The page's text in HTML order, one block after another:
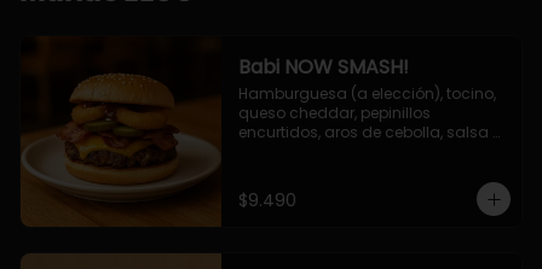
Babi NOW SMASH!
Hamburguesa (a elección), tocino,
queso cheddar, pepinillos
encurtidos, aros de cebolla, salsa
$9.490